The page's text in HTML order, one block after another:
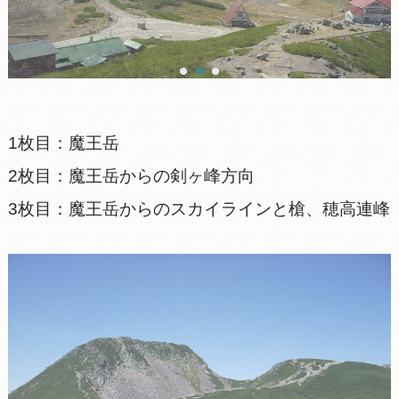
1枚目：魔王岳
2枚目：魔王岳からの剣ヶ峰方向
3枚目：魔王岳からのスカイラインと槍、穂高連峰